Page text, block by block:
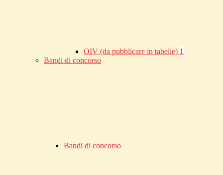
OIV (da pubblicare in tabelle) 1
Bandi di concorso
Bandi di concorso